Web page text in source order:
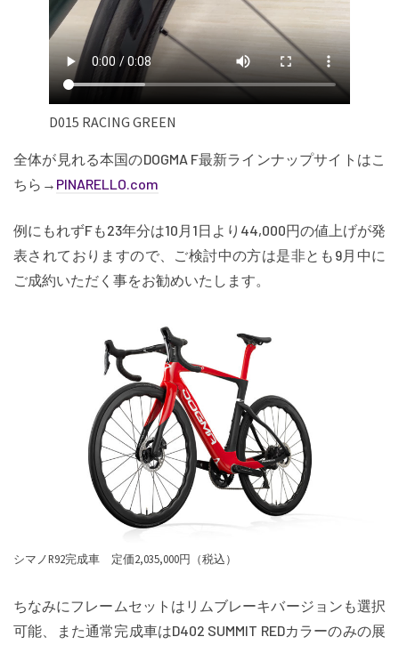
D015 RACING GREEN
全体が見れる本国のDOGMA F最新ラインナップサイトはこ
ちら→ PINARELLO.com
例にもれずFも23年分は10月1日より44,000円の値上げが発
表されておりますので、ご検討中の方は是非とも9月中に
ご成約いただく事をお勧めいたします。
シマノR92完成車 定価2,035,000円（税込）
ちなみにフレームセットはリムブレーキバージョンも選択
可能、また通常完成車はD402 SUMMIT REDカラーのみの展